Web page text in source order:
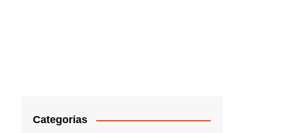
Categorias